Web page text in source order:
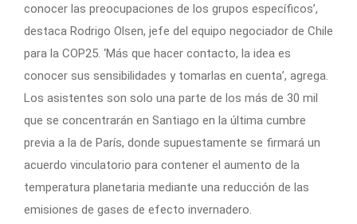
conocer las preocupaciones de los grupos específicos’,
destaca Rodrigo Olsen, jefe del equipo negociador de Chile
para la COP25. ‘Más que hacer contacto, la idea es
conocer sus sensibilidades y tomarlas en cuenta’, agrega.
Los asistentes son solo una parte de los más de 30 mil
que se concentrarán en Santiago en la última cumbre
previa a la de París, donde supuestamente se firmará un
acuerdo vinculatorio para contener el aumento de la
temperatura planetaria mediante una reducción de las
emisiones de gases de efecto invernadero.